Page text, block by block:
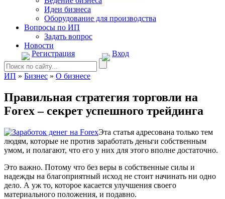
Идеи бизнеса
Оборудование для производства
Вопросы по ИП
Задать вопрос
Новости
Регистрация
Вход
ИП » Бизнес » О бизнесе
Правильная стратегия торговли на
Forex – секрет успешного трейдинга
Эта статья адресована только тем
людям, которые не против заработать деньги собственным
умом, и полагают, что его у них для этого вполне достаточно.
Это важно. Потому что без веры в собственные силы и
надежды на благоприятный исход не стоит начинать ни одно
дело. А уж то, которое касается улучшения своего
материального положения, и подавно.